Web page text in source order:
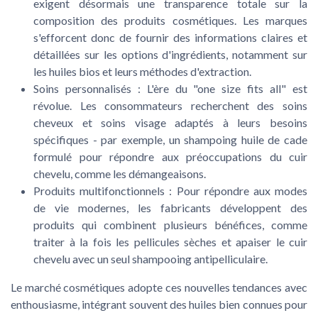
exigent désormais une transparence totale sur la
composition des produits cosmétiques. Les marques
s'efforcent donc de fournir des informations claires et
détaillées sur les options d'ingrédients, notamment sur
les huiles bios et leurs méthodes d'extraction.
Soins personnalisés : L'ère du "one size fits all" est
révolue. Les consommateurs recherchent des soins
cheveux et soins visage adaptés à leurs besoins
spécifiques - par exemple, un shampoing huile de cade
formulé pour répondre aux préoccupations du cuir
chevelu, comme les démangeaisons.
Produits multifonctionnels : Pour répondre aux modes
de vie modernes, les fabricants développent des
produits qui combinent plusieurs bénéfices, comme
traiter à la fois les pellicules sèches et apaiser le cuir
chevelu avec un seul shampooing antipelliculaire.
Le marché cosmétiques adopte ces nouvelles tendances avec
enthousiasme, intégrant souvent des huiles bien connues pour